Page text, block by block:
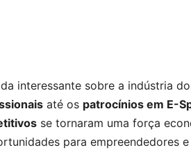
interessante sobre a indústria
até os patrocínios em E-
se tornaram uma força
para empreendedores